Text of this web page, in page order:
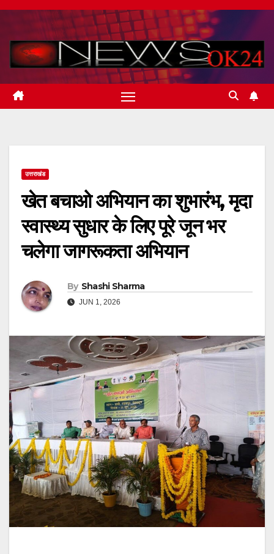
Skip
content
उत्तराखंड
खेत बचाओ अभियान का शुभारंभ, मृदा
स्वास्थ्य सुधार के लिए पूरे जून भर
चलेगा जागरूकता अभियान
By Shashi Sharma
JUN 1, 2026